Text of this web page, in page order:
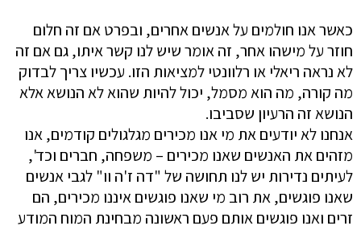
כאשר אנו חולמים על אנשים אחרים, ובפרט אם זה חלום
חוזר על מישהו אחר, זה אומר שיש לנו קשר איתו, גם אם זה
לא נראה ריאלי או רלוונטי למציאות הזו. עכשיו צריך לבדוק
מה קורה, מה הוא מסמל, יכול להיות שהוא לא הנושא אלא
הנושא זה הרעיון שסביבו.
אנחנו לא יודעים את מי אנו מכירים מגלגולים קודמים, אנו
מזהים את האנשים שאנו מכירים – משפחה, חברים וכד',
לעיתים נדירות יש לנו תחושה של "דה ז'ה וו" לגבי אנשים
שאנו פוגשים, את רוב מי שאנו פוגשים איננו מכירים, הם
זרים ואנו פוגשים אותם פעם ראשונה מבחינת המוח המודע